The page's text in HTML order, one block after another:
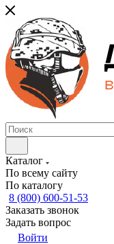
Каталог
По всему сайту
По каталогу
8 (800) 600-51-53
Заказать звонок
Задать вопрос
Войти